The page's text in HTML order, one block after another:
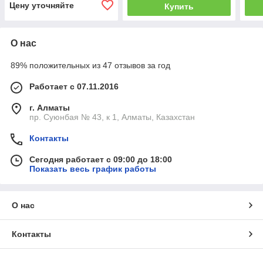
Цену уточняйте Купить
О нас
89% положительных из 47 отзывов за год
Работает с 07.11.2016
г. Алматы
пр. Суюнбая № 43, к 1, Алматы, Казахстан
Контакты
Сегодня работает с 09:00 до 18:00
Показать весь график работы
О нас
Контакты